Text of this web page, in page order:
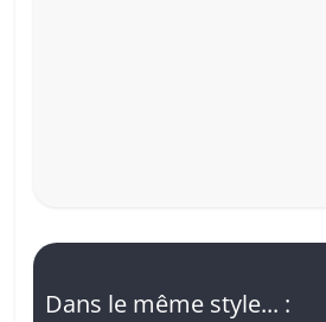
Dans le même style... :